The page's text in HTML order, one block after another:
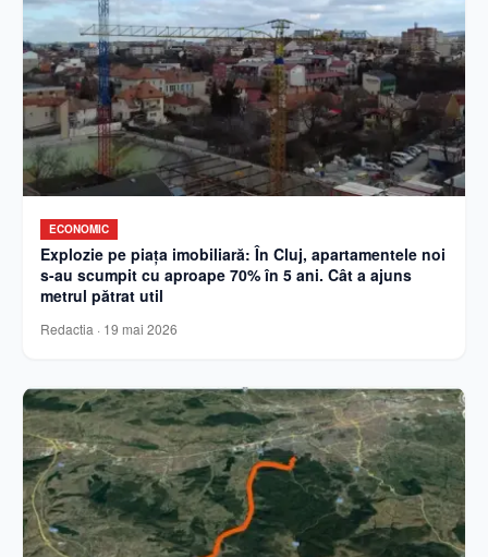
ECONOMIC
Explozie pe piața imobiliară: În Cluj, apartamentele noi
s-au scumpit cu aproape 70% în 5 ani. Cât a ajuns
metrul pătrat util
Redactia · 19 mai 2026